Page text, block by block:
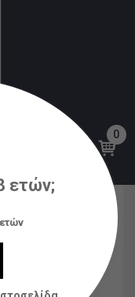
0
(by: Eliquid
ετών;